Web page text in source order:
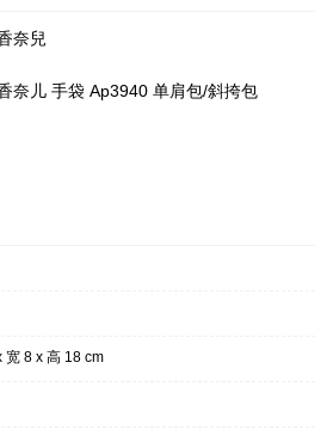
奈兒
奈儿 手袋 Ap3940 单肩包/斜挎包
宽 8 x 高 18 cm